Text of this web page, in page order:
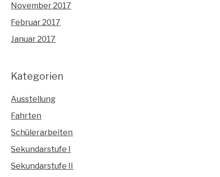
November 2017
Februar 2017
Januar 2017
Kategorien
Ausstellung
Fahrten
Schülerarbeiten
Sekundarstufe I
Sekundarstufe II